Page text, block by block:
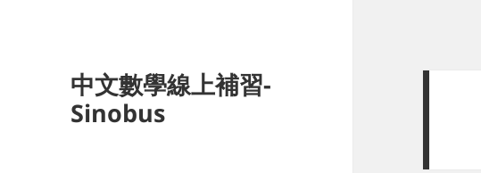
中文數學線上補習-
Sinobus